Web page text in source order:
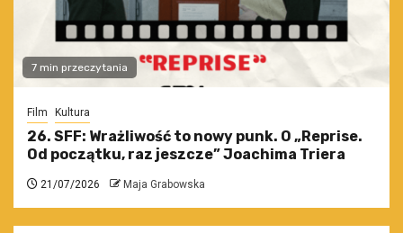
7 min przeczytania
Film Kultura
26. SFF: Wrażliwość to nowy punk. O „Reprise.
Od początku, raz jeszcze” Joachima Triera
21/07/2026 Maja Grabowska